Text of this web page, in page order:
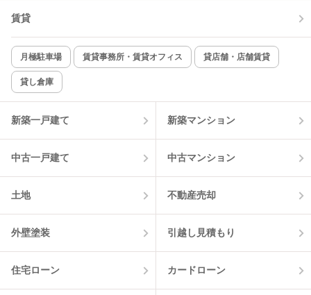
賃貸
月極駐車場 賃貸事務所・賃貸オフィス 貸店舗・店舗賃貸
貸し倉庫
新築一戸建て 新築マンション
中古一戸建て 中古マンション
土地 不動産売却
外壁塗装 引越し見積もり
住宅ローン カードローン